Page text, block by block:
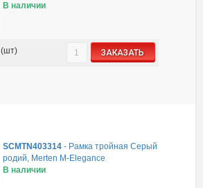
В наличии
(шт) ЗАКАЗАТЬ
SCMTN403314 - Рамка тройная Серый
родий, Merten M-Elegance
В наличии